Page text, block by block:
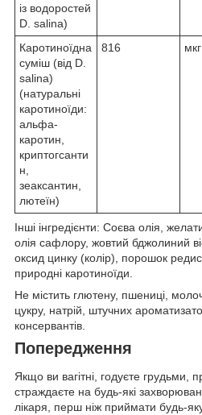
із водоростей
D. salina)
Каротиноїдна
суміш (від D.
salina)
(натуральні
каротиноїди:
альфа-
каротин,
криптогсанти
н,
зеаксантин,
лютеїн)
816 мкг
Інші інгредієнти: Соєва олія,
олія сафлору, жовтий бджолиний
оксид цинку (колір), порошок
природні каротиноїди.
Не містить глютену, пшениці,
цукру, натрій, штучних
консервантів.
Попередження
Якщо ви вагітні, годуєте грудьми,
страждаєте на будь-які
лікаря, перш ніж приймати будь-